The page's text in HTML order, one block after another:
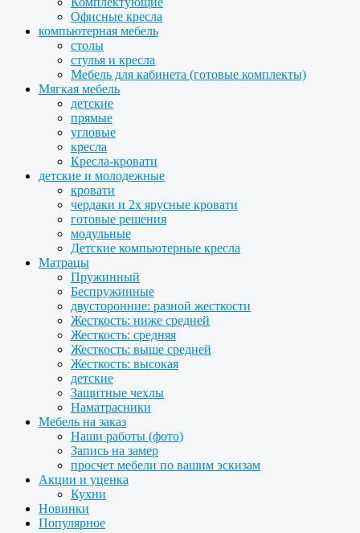
Офисные кресла
компьютерная мебель
столы
стулья и кресла
Мебель для кабинета (готовые комплекты)
Мягкая мебель
детские
прямые
угловые
кресла
Кресла-кровати
детские и молодежные
кровати
чердаки и 2х ярусные кровати
готовые решения
модульные
Детские компьютерные кресла
Матрацы
Пружинный
Беспружинные
двусторонние: разной жесткости
Жесткость: ниже средней
Жесткость: средняя
Жесткость: выше средней
Жесткость: высокая
детские
Защитные чехлы
Наматрасники
Мебель на заказ
Наши работы (фото)
Запись на замер
просчет мебели по вашим эскизам
Акции и уценка
Кухни
Новинки
Популярное